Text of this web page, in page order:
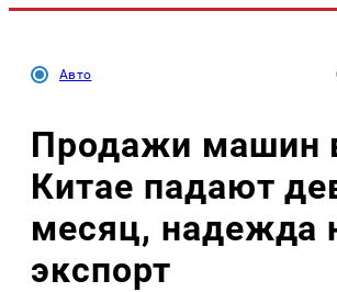
Авто
Продажи машин
Китае падают
месяц, надежда
экспорт